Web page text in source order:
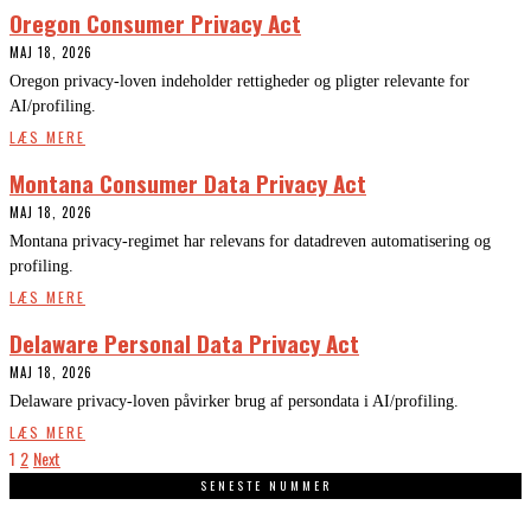
Oregon Consumer Privacy Act
MAJ 18, 2026
Oregon privacy-loven indeholder rettigheder og pligter relevante for
AI/profiling.
LÆS MERE
Montana Consumer Data Privacy Act
MAJ 18, 2026
Montana privacy-regimet har relevans for datadreven automatisering og
profiling.
LÆS MERE
Delaware Personal Data Privacy Act
MAJ 18, 2026
Delaware privacy-loven påvirker brug af persondata i AI/profiling.
LÆS MERE
1 2 Next
SENESTE NUMMER